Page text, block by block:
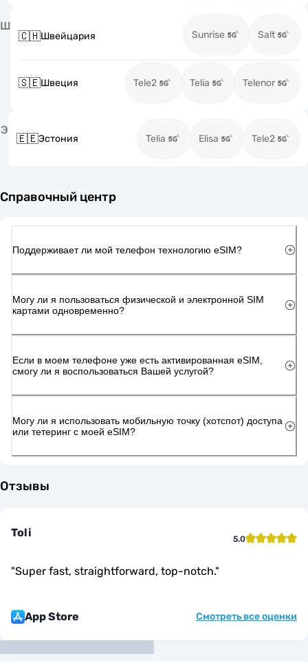
Ш
🇨🇭Швейцария Sunrise Salt
🇸🇪Швеция Tele2 Telia Telenor
Э
🇪🇪Эстония Telia Elisa Tele2
Справочный центр
Поддерживает ли мой телефон технологию eSIM?
Могу ли я пользоваться физической и электронной SIM
картами одновременно?
Если в моем телефоне уже есть активированная eSIM,
смогу ли я воспользоваться Вашей услугой?
Могу ли я использовать мобильную точку (хотспот) доступа
или тетеринг с моей eSIM?
Отзывы
Toli 5.0
"Super fast, straightforward, top-notch."
App Store Смотреть все оценки